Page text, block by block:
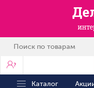
?
Каталог